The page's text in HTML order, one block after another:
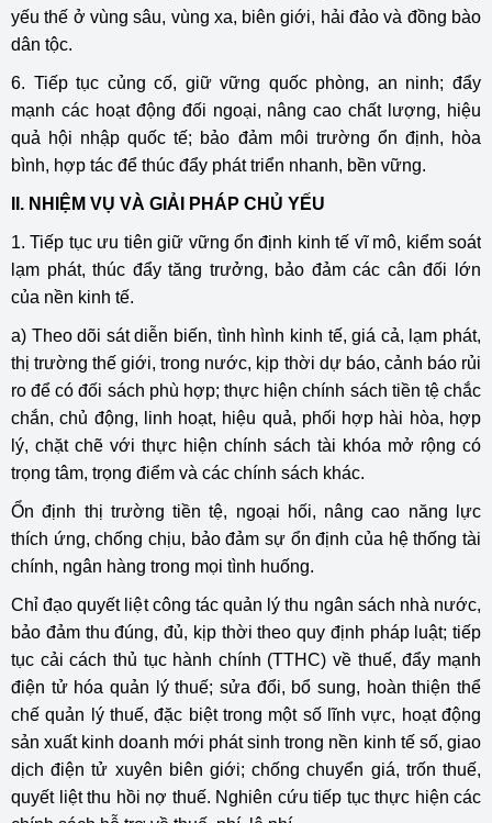
yếu thế ở vùng sâu, vùng xa, biên giới, hải đảo và đồng bào
dân tộc.
6. Tiếp tục củng cố, giữ vững quốc phòng, an ninh; đẩy
mạnh các hoạt động đối ngoại, nâng cao chất lượng, hiệu
quả hội nhập quốc tế; bảo đảm môi trường ổn định, hòa
bình, hợp tác để thúc đẩy phát triển nhanh, bền vững.
II. NHIỆM VỤ VÀ GIẢI PHÁP CHỦ YẾU
1. Tiếp tục ưu tiên giữ vững ổn định kinh tế vĩ mô, kiểm soát
lạm phát, thúc đẩy tăng trưởng, bảo đảm các cân đối lớn
của nền kinh tế.
a) Theo dõi sát diễn biến, tình hình kinh tế, giá cả, lạm phát,
thị trường thế giới, trong nước, kịp thời dự báo, cảnh báo rủi
ro để có đối sách phù hợp; thực hiện chính sách tiền tệ chắc
chắn, chủ động, linh hoạt, hiệu quả, phối hợp hài hòa, hợp
lý, chặt chẽ với thực hiện chính sách tài khóa mở rộng có
trọng tâm, trọng điểm và các chính sách khác.
Ổn định thị trường tiền tệ, ngoại hối, nâng cao năng lực
thích ứng, chống chịu, bảo đảm sự ổn định của hệ thống tài
chính, ngân hàng trong mọi tình huống.
Chỉ đạo quyết liệt công tác quản lý thu ngân sách nhà nước,
bảo đảm thu đúng, đủ, kịp thời theo quy định pháp luật; tiếp
tục cải cách thủ tục hành chính (TTHC) về thuế, đẩy mạnh
điện tử hóa quản lý thuế; sửa đổi, bổ sung, hoàn thiện thể
chế quản lý thuế, đặc biệt trong một số lĩnh vực, hoạt động
sản xuất kinh doanh mới phát sinh trong nền kinh tế số, giao
dịch điện tử xuyên biên giới; chống chuyển giá, trốn thuế,
quyết liệt thu hồi nợ thuế. Nghiên cứu tiếp tục thực hiện các